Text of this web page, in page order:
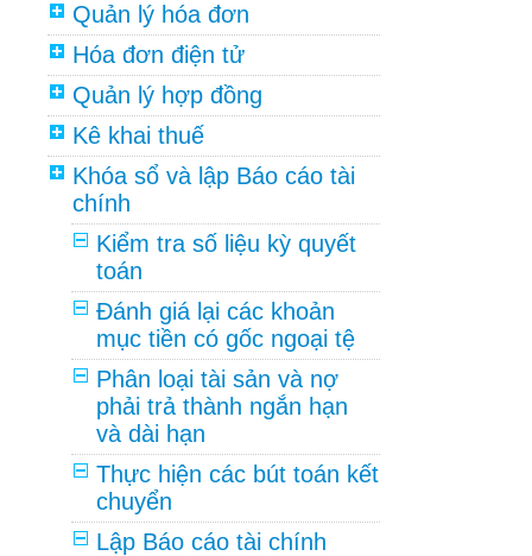
Quản lý hóa đơn
Hóa đơn điện tử
Quản lý hợp đồng
Kê khai thuế
Khóa sổ và lập Báo cáo tài
chính
Kiểm tra số liệu kỳ quyết
toán
Đánh giá lại các khoản
mục tiền có gốc ngoại tệ
Phân loại tài sản và nợ
phải trả thành ngắn hạn
và dài hạn
Thực hiện các bút toán kết
chuyển
Lập Báo cáo tài chính